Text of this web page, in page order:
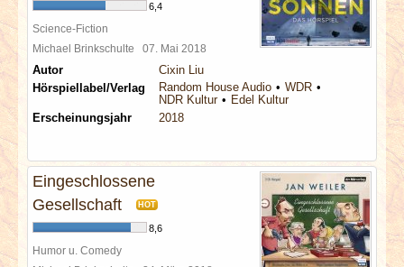
6,4
Science-Fiction
Michael Brinkschulte 07. Mai 2018
Autor
Cixin Liu
Hörspiellabel/Verlag
Random House Audio
WDR
NDR Kultur
Edel Kultur
Erscheinungsjahr
2018
Eingeschlossene
Gesellschaft
HOT
8,6
Humor u. Comedy